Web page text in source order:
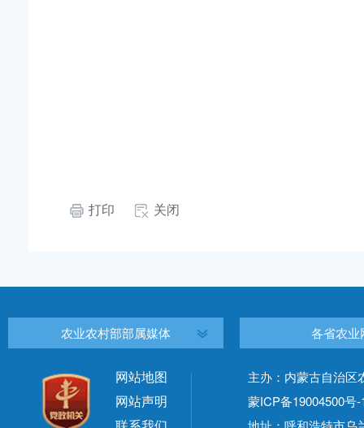
打印 关闭
农业农村部部属媒体 各省农业
网站地图
网站声明
主办：内蒙古自治
蒙ICP备19004500号-